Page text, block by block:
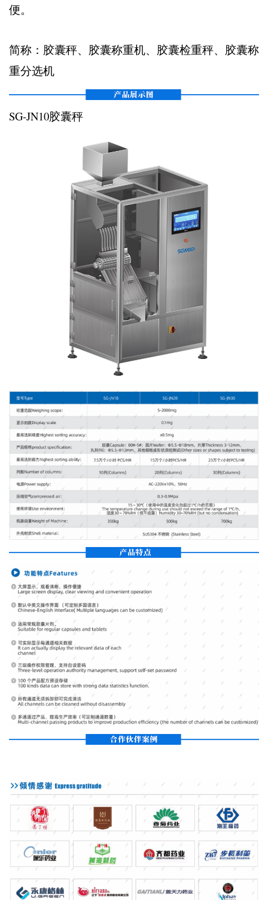
便。
简称：胶囊秤、胶囊称重机、胶囊检重秤、胶囊称
重分选机
SG-JN10胶囊秤